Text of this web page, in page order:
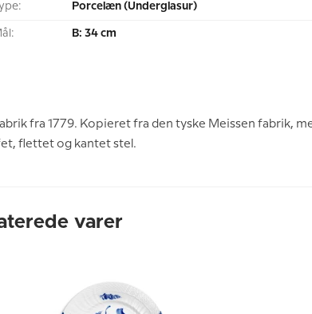
Porcelæn (Underglasur)
B: 34 cm
fra 1779. Kopieret fra den tyske Meissen fabrik,
flettet og kantet stel.
varer